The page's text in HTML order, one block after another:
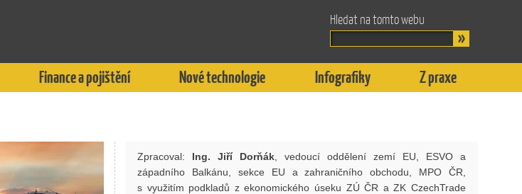
Hledat na tomto webu
Finance a pojištění Nové technologie Infografiky Z praxe
Zpracoval: Ing. Jiří Dorňák , vedoucí oddělení zemí EU, ESVO a
západního Balkánu, sekce EU a zahraničního obchodu, MPO ČR,
s využitím podkladů z ekonomického úseku ZÚ ČR a ZK CzechTrade